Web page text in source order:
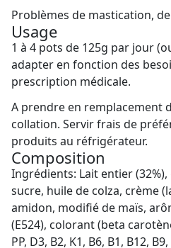
Problèmes de mastication,
Usage
1 à 4 pots de 125g par jour
adapter en fonction des
prescription médicale.
A prendre en remplacement
collation. Servir frais de
produits au réfrigérateur.
Composition
Ingrédients: Lait entier
sucre, huile de colza, crème
amidon, modifié de maïs,
(E524), colorant (beta
PP, D3, B2, K1, B6, B1, B12,